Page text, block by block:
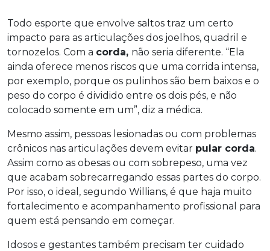
Todo esporte que envolve saltos traz um certo
impacto para as articulações dos joelhos, quadril e
tornozelos. Com a corda, não seria diferente. “Ela
ainda oferece menos riscos que uma corrida intensa,
por exemplo, porque os pulinhos são bem baixos e o
peso do corpo é dividido entre os dois pés, e não
colocado somente em um”, diz a médica.
Mesmo assim, pessoas lesionadas ou com problemas
crônicos nas articulações devem evitar pular corda.
Assim como as obesas ou com sobrepeso, uma vez
que acabam sobrecarregando essas partes do corpo.
Por isso, o ideal, segundo Willians, é que haja muito
fortalecimento e acompanhamento profissional para
quem está pensando em começar.
Idosos e gestantes também precisam ter cuidado